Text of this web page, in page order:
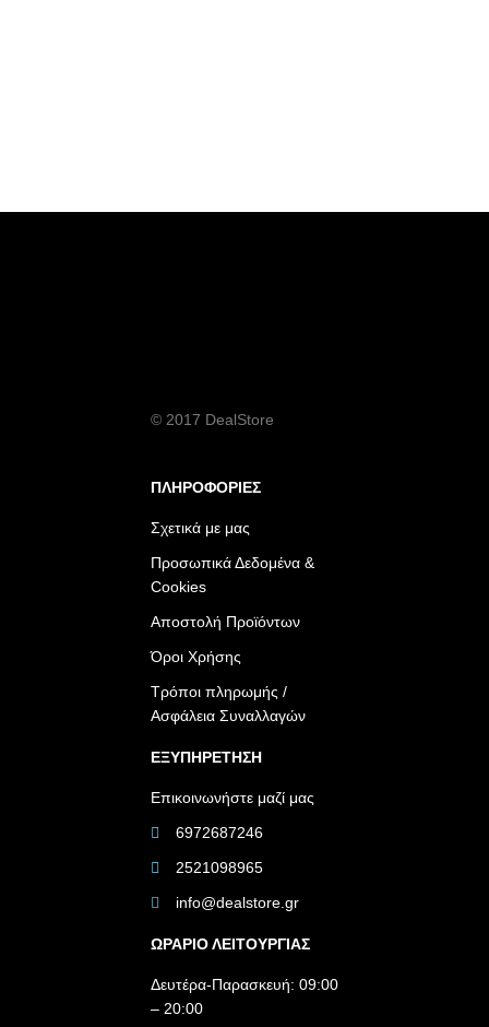
© 2017 DealStore
ΠΛΗΡΟΦΟΡΙΕΣ
Σχετικά με μας
Προσωπικά Δεδομένα &
Cookies
Αποστολή Προϊόντων
Όροι Χρήσης
Τρόποι πληρωμής /
Ασφάλεια Συναλλαγών
ΕΞΥΠΗΡΕΤΗΣΗ
Επικοινωνήστε μαζί μας
6972687246
2521098965
info@dealstore.gr
ΩΡΑΡΙΟ ΛΕΙΤΟΥΡΓΙΑΣ​
Δευτέρα-Παρασκευή: 09:00
– 20:00